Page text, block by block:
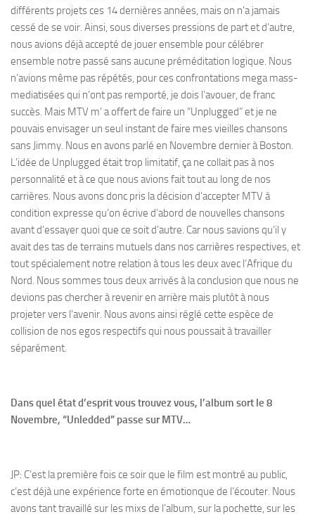
différents projets ces 14 dernières années, mais on n’a jamais
cessé de se voir. Ainsi, sous diverses pressions de part et d’autre,
nous avions déjà accepté de jouer ensemble pour célébrer
ensemble notre passé sans aucune préméditation logique. Nous
n’avions même pas répétés, pour ces confrontations mega mass-
mediatisées qui n’ont pas remporté, je dois l’avouer, de franc
succès. Mais MTV m’ a offert de faire un “Unplugged” et je ne
pouvais envisager un seul instant de faire mes vieilles chansons
sans Jimmy. Nous en avons parlé en Novembre dernier à Boston.
L’idée de Unplugged était trop limitatif, ça ne collait pas à nos
personnalité et à ce que nous avions fait tout au long de nos
carrières. Nous avons donc pris la décision d’accepter MTV à
condition expresse qu’on écrive d’abord de nouvelles chansons
avant d’essayer quoi que ce soit d’autre. Car nous savions qu’il y
avait des tas de terrains mutuels dans nos carrières respectives, et
tout spécialement notre relation à tous les deux avec l’Afrique du
Nord. Nous sommes tous deux arrivés à la conclusion que nous ne
devions pas chercher à revenir en arrière mais plutôt à nous
projeter vers l’avenir. Nous avons ainsi réglé cette espèce de
collision de nos egos respectifs qui nous poussait à travailler
séparément.
Dans quel état d’esprit vous trouvez vous, l’album sort le 8
Novembre, “Unledded” passe sur MTV…
JP: C’est la première fois ce soir que le film est montré au public,
c’est déjà une expérience forte en émotionque de l’écouter. Nous
avons tant travaillé sur les mixs de l’album, sur la pochette, sur les